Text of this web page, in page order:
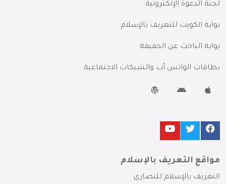
لجنة الدعوة الإلكترونية
بوابة الكويت للتعريف بالإسلام
بوابة الباحث عن الحقيقة
بطاقات الواتس آب والشبكات الاجتماعية
مواقع التعريف بالإسلام
التعريف بالإسلام للنصارى